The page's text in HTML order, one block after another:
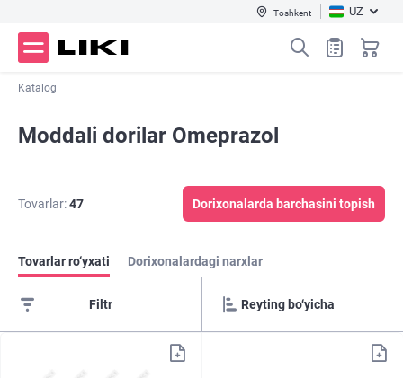
Toshkent UZ
Katalog
Moddali dorilar Omeprazol
Tovarlar:47 Dorixonalarda barchasini topish
Tovarlar ro‘yxati Dorixonalardagi narxlar
Filtr